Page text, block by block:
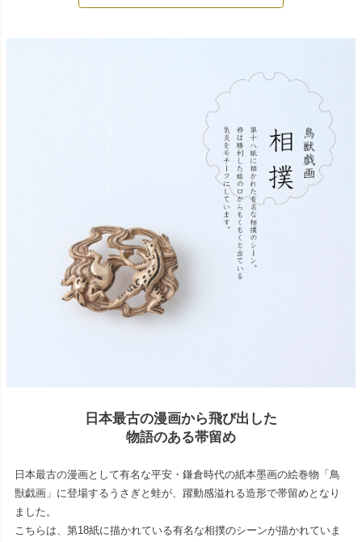
日本最古の漫画から飛び出した
物語のある帯留め
日本最古の漫画として有名な平安・鎌倉時代の紙本墨画の絵巻物「鳥
獣戯画」に登場するうさぎと蛙が、躍動感溢れる造形で帯留めとなり
ました。
こちらは、第18紙に描かれている有名な相撲のシーンが描かれていま